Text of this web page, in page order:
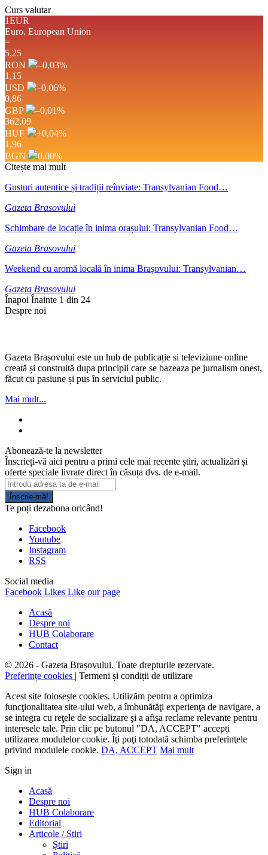
Curs valutar
1EUR
Euro. European Union
=
5,25
RON
–0,03%
1,15
USD
–0,06%
0,86
GBP
–0,01%
362,09
HUF
+0,04%
1,96
BGN
0,00%
Citește mai mult
Gusturi autentice și tradiții reînviate: Transylvanian Food…
Gazeta Brasovului
Schimbare de locație în inima orașului: Transylvanian Food…
Gazeta Brasovului
Weekend cu aromă locală în inima Brașovului: Transylvanian…
Gazeta Brasovului
Înapoi Înainte 1 din 24
Despre noi
Gazeta Brașovului este un hub de publicație si televiziune online
creată și construită dupa principii care se bazeaza pe jurnalism onest,
făcut cu pasiune și pus în serviciul public.
Mai mult...
Abonează-te la newsletter
Înscrieți-vă aici pentru a primi cele mai recente știri, actualizări și
oferte speciale livrate direct în căsuța dvs. de e-mail.
Înscrie-mă!
Te poți dezabona oricând!
Facebook
Youtube
Instagram
RSS
Social media
Facebook Likes Like our page
Acasă
Despre noi
HUB Colaborare
Contact
© 2026 - Gazeta Brașovului. Toate drepturile rezervate.
Preferințe cookies | Termeni și condiții de utilizare
Acest site folosește cookies. Utilizăm pentru a optimiza
funcţionalitatea site-ului web, a îmbunătăţi experienţa de navigare, a
se integra cu reţele de socializare şi a afişa reclame relevante pentru
interesele tale. Prin clic pe butonul "DA, ACCEPT" accepţi
utilizarea modulelor cookie. Îţi poţi totodată schimba preferinţele
privind modulele cookie. DA, ACCEPT Mai mult
Sign in
Acasă
Despre noi
HUB Colaborare
Editorial
Articole / Știri
Știri